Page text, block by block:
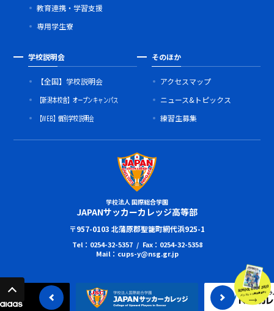
SCHOOL GUIDE 2023
パンフレット無料進呈中!!
教育連携・学習支援
専用学生寮
学校説明会
【全国】学校説明会
【新潟本校舎】オープンキャンパス
【WEB】個別学校説明会
そのほか
アクセスマップ
ニュース&トピックス
練習生募集
学校法人 国際総合学園
JAPANサッカーカレッジ高等部
〒957-0103 北蒲原郡聖籠町網代浜925-1
Tel：0254-32-5357 / Fax：0254-32-5358
Mail：cups-y@nsg.gr.jp